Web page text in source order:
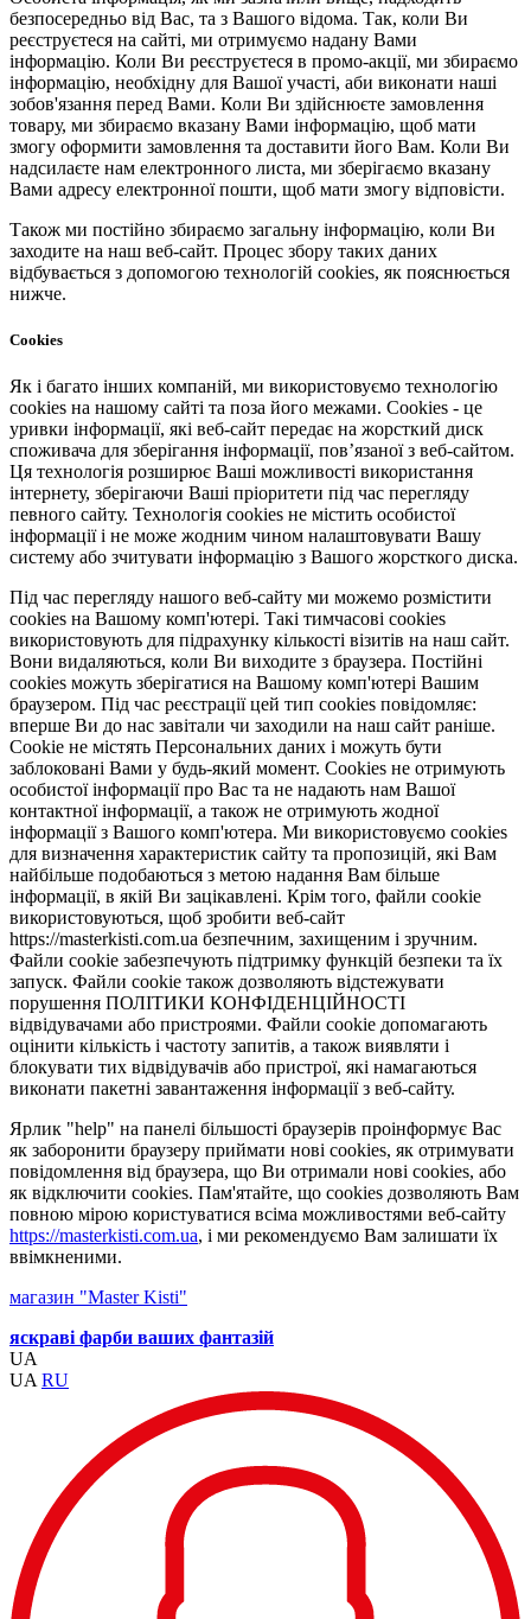
безпосередньо від Вас, та з Вашого відома. Так, коли Ви
реєструєтеся на сайті, ми отримуємо надану Вами
інформацію. Коли Ви реєструєтеся в промо-акції, ми збираємо
інформацію, необхідну для Вашої участі, аби виконати наші
зобов'язання перед Вами. Коли Ви здійснюєте замовлення
товару, ми збираємо вказану Вами інформацію, щоб мати
змогу оформити замовлення та доставити його Вам. Коли Ви
надсилаєте нам електронного листа, ми зберігаємо вказану
Вами адресу електронної пошти, щоб мати змогу відповісти.
Також ми постійно збираємо загальну інформацію, коли Ви
заходите на наш веб-сайт. Процес збору таких даних
відбувається з допомогою технологій cookies, як пояснюється
нижче.
Cookies
Як і багато інших компаній, ми використовуємо технологію
cookies на нашому сайті та поза його межами. Cookies - це
уривки інформації, які веб-сайт передає на жорсткий диск
споживача для зберігання інформації, пов’язаної з веб-сайтом.
Ця технологія розширює Ваші можливості використання
інтернету, зберігаючи Ваші пріоритети під час перегляду
певного сайту. Технологія cookies не містить особистої
інформації і не може жодним чином налаштовувати Вашу
систему або зчитувати інформацію з Вашого жорсткого диска.
Під час перегляду нашого веб-сайту ми можемо розмістити
cookies на Вашому комп'ютері. Такі тимчасові cookies
використовують для підрахунку кількості візитів на наш сайт.
Вони видаляються, коли Ви виходите з браузера. Постійні
cookies можуть зберігатися на Вашому комп'ютері Вашим
браузером. Під час реєстрації цей тип cookies повідомляє:
вперше Ви до нас завітали чи заходили на наш сайт раніше.
Cookie не містять Персональних даних і можуть бути
заблоковані Вами у будь-який момент. Сookies не отримують
особистої інформації про Вас та не надають нам Вашої
контактної інформації, а також не отримують жодної
інформації з Вашого комп'ютера. Ми використовуємо cookies
для визначення характеристик сайту та пропозицій, які Вам
найбільше подобаються з метою надання Вам більше
інформації, в якій Ви зацікавлені. Крім того, файли cookie
використовуються, щоб зробити веб-сайт
https://masterkisti.com.ua безпечним, захищеним і зручним.
Файли cookie забезпечують підтримку функцій безпеки та їх
запуск. Файли cookie також дозволяють відстежувати
порушення ПОЛІТИКИ КОНФІДЕНЦІЙНОСТІ
відвідувачами або пристроями. Файли cookie допомагають
оцінити кількість і частоту запитів, а також виявляти і
блокувати тих відвідувачів або пристрої, які намагаються
виконати пакетні завантаження інформації з веб-сайту.
Ярлик "help" на панелі більшості браузерів проінформує Вас
як заборонити браузеру приймати нові cookies, як отримувати
повідомлення від браузера, що Ви отримали нові cookies, або
як відключити cookies. Пам'ятайте, що cookies дозволяють Вам
повною мірою користуватися всіма можливостями веб-сайту
https://masterkisti.com.ua, і ми рекомендуємо Вам залишати їх
ввімкненими.
магазин "Master Kisti"
яскраві фарби ваших фантазій
UA
UA RU